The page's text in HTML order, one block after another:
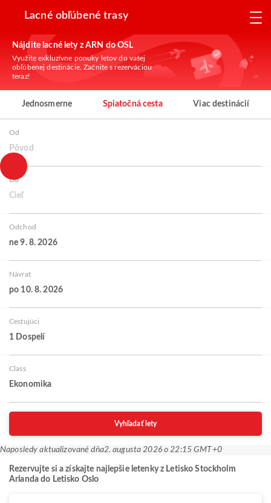
Lacné obľúbené trasy
Nájdite lacné lety z ARN do OSL
Využite exkluzívne ponuky letov do vašej
obľúbenej destinácie. Začnite s rezerváciou
teraz!
Jednosmerne Spiatočná cesta Viac destinácií
Od
Pôvod
Do
Cieľ
Odchod
ne 9. 8. 2026
Návrat
po 10. 8. 2026
Cestujúci
1 Dospelí
Class
Ekonomika
Vyhľadať lety
Naposledy aktualizované dňa2. augusta 2026 o 22:15 GMT+0
Rezervujte si a získajte najlepšie letenky z Letisko Stockholm
Arlanda do Letisko Oslo